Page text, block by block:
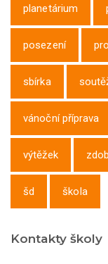
planetárium
posezení
sbírka
vánoční příprava
výtěžek
šd škola
Kontakty školy